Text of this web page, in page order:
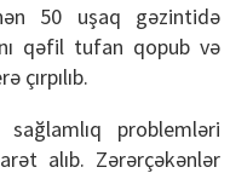
50 uşaq gəzintidə
qəfil tufan qopub və
çırpılıb.
problemləri
alıb. Zərərçəkənlər